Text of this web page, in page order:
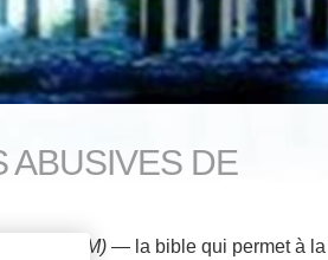
ABUSIVES DE
(DSM) — la bible qui permet à la